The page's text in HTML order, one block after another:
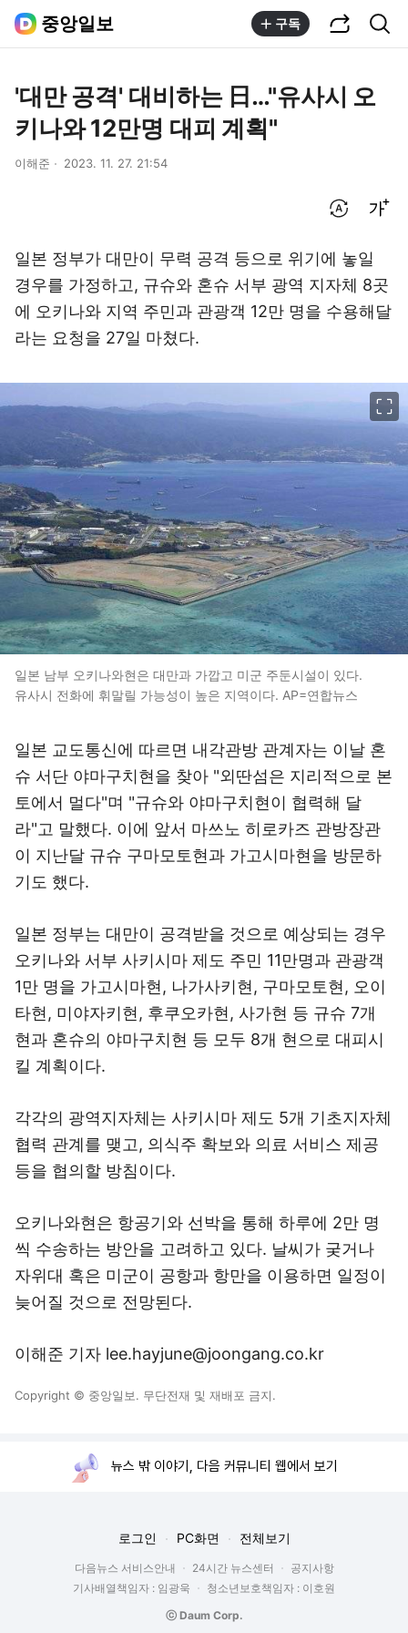
중앙일보 구독
'대만 공격' 대비하는 日…"유사시 오
키나와 12만명 대피 계획"
이해준 2023. 11. 27. 21:54
일본 정부가 대만이 무력 공격 등으로 위기에 놓일
경우를 가정하고, 규슈와 혼슈 서부 광역 지자체 8곳
에 오키나와 지역 주민과 관광객 12만 명을 수용해달
라는 요청을 27일 마쳤다.
일본 남부 오키나와현은 대만과 가깝고 미군 주둔시설이 있다.
유사시 전화에 휘말릴 가능성이 높은 지역이다. AP=연합뉴스
일본 교도통신에 따르면 내각관방 관계자는 이날 혼
슈 서단 야마구치현을 찾아 "외딴섬은 지리적으로 본
토에서 멀다"며 "규슈와 야마구치현이 협력해 달
라"고 말했다. 이에 앞서 마쓰노 히로카즈 관방장관
이 지난달 규슈 구마모토현과 가고시마현을 방문하
기도 했다.
일본 정부는 대만이 공격받을 것으로 예상되는 경우
오키나와 서부 사키시마 제도 주민 11만명과 관광객
1만 명을 가고시마현, 나가사키현, 구마모토현, 오이
타현, 미야자키현, 후쿠오카현, 사가현 등 규슈 7개
현과 혼슈의 야마구치현 등 모두 8개 현으로 대피시
킬 계획이다.
각각의 광역지자체는 사키시마 제도 5개 기초지자체
협력 관계를 맺고, 의식주 확보와 의료 서비스 제공
등을 협의할 방침이다.
오키나와현은 항공기와 선박을 통해 하루에 2만 명
씩 수송하는 방안을 고려하고 있다. 날씨가 궂거나
자위대 혹은 미군이 공항과 항만을 이용하면 일정이
늦어질 것으로 전망된다.
이해준 기자 lee.hayjune@joongang.co.kr
Copyright © 중앙일보. 무단전재 및 재배포 금지.
뉴스 밖 이야기, 다음 커뮤니티 웹에서 보기
로그인 PC화면 전체보기
다음뉴스 서비스안내 24시간 뉴스센터
공지사항
기사배열책임자 : 임광욱
청소년보호책임자 : 이호원
ⓒ Daum Corp.